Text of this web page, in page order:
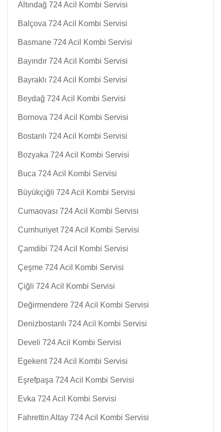
Altındağ 724 Acil Kombi Servisi
Balçova 724 Acil Kombi Servisi
Basmane 724 Acil Kombi Servisi
Bayındır 724 Acil Kombi Servisi
Bayraklı 724 Acil Kombi Servisi
Beydağ 724 Acil Kombi Servisi
Bornova 724 Acil Kombi Servisi
Bostanlı 724 Acil Kombi Servisi
Bozyaka 724 Acil Kombi Servisi
Buca 724 Acil Kombi Servisi
Büyükçiğli 724 Acil Kombi Servisi
Cumaovası 724 Acil Kombi Servisi
Cumhuriyet 724 Acil Kombi Servisi
Çamdibi 724 Acil Kombi Servisi
Çeşme 724 Acil Kombi Servisi
Çiğli 724 Acil Kombi Servisi
Değirmendere 724 Acil Kombi Servisi
Denizbostanlı 724 Acil Kombi Servisi
Develi 724 Acil Kombi Servisi
Egekent 724 Acil Kombi Servisi
Eşrefpaşa 724 Acil Kombi Servisi
Evka 724 Acil Kombi Servisi
Fahrettin Altay 724 Acil Kombi Servisi